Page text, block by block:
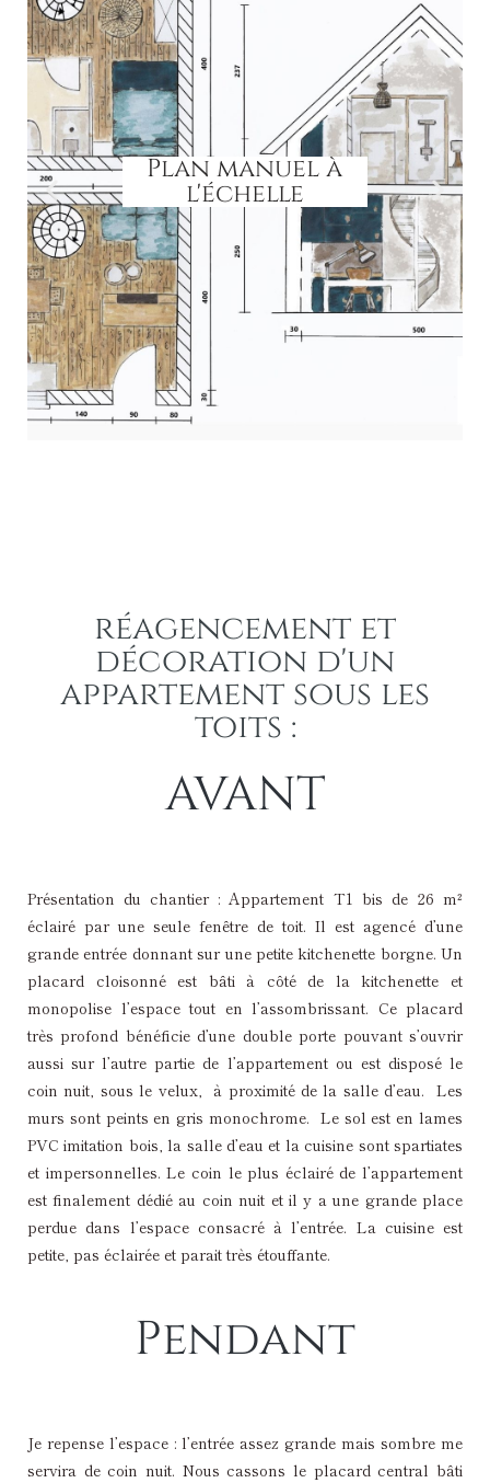
Plan manuel à
l'échelle
réagencement et
décoration d'un
appartement sous les
toits :
AVANT
l'appartement
porte placard bâti
Présentation du chantier : Appartement T1 bis de 26 m²
éclairé par une seule fenêtre de toit. Il est agencé d’une
grande entrée donnant sur une petite kitchenette borgne. Un
placard cloisonné est bâti à côté de la kitchenette et
monopolise l’espace tout en l’assombrissant. Ce placard
très profond bénéficie d’une double porte pouvant s’ouvrir
aussi sur l’autre partie de l’appartement ou est disposé le
coin nuit, sous le velux, à proximité de la salle d’eau. Les
murs sont peints en gris monochrome. Le sol est en lames
PVC imitation bois, la salle d’eau et la cuisine sont spartiates
et impersonnelles. Le coin le plus éclairé de l’appartement
est finalement dédié au coin nuit et il y a une grande place
perdue dans l’espace consacré à l’entrée. La cuisine est
petite, pas éclairée et parait très étouffante.
Pendant
cloison de la kitchentte
installée un hublot pour laisser passer la lumière
d'eau
Je repense l’espace : l’entrée assez grande mais sombre me
servira de coin nuit. Nous cassons le placard central bâti